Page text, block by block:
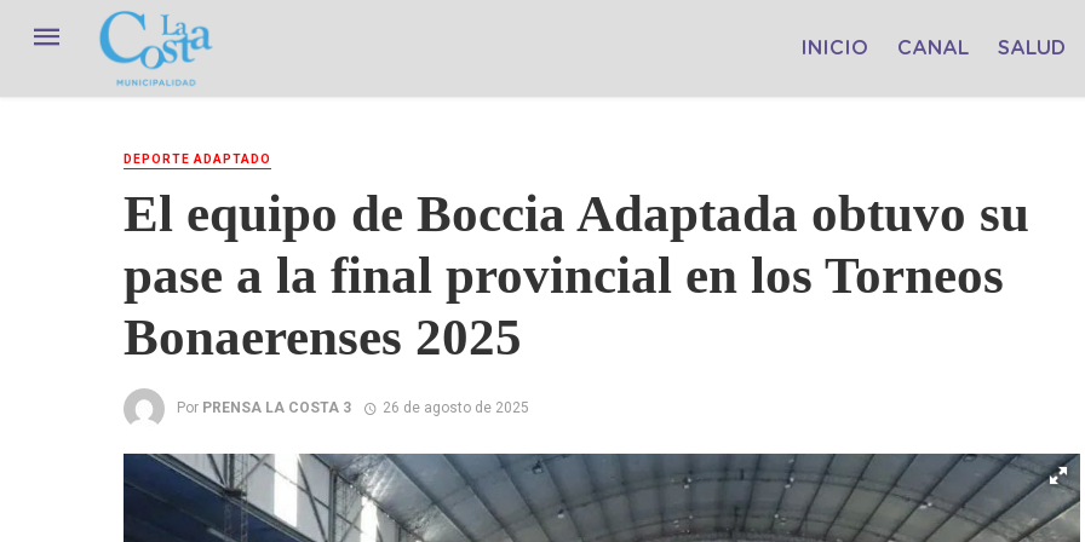
INICIO CANAL SALUD
DEPORTE ADAPTADO
El equipo de Boccia Adaptada obtuvo su
pase a la final provincial en los Torneos
Bonaerenses 2025
Por PRENSA LA COSTA 3 26 de agosto de 2025